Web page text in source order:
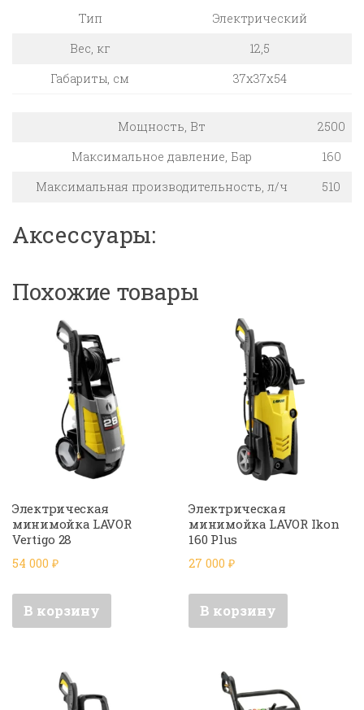
Тип
Электрический
Вес, кг
12,5
Габариты, см
37х37х54
Мощность, Вт
2500
Максимальное давление, Бар
160
Максимальная производительность, л/ч
510
Аксессуары:
Похожие товары
Электрическая
минимойка LAVOR
Vertigo 28
54 000 ₽
В корзину
Электрическая
минимойка LAVOR Ikon
160 Plus
27 000₽
В корзину